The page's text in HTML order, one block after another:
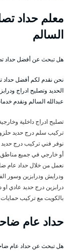
معلم حداد
السالم
هل تبحث عن أفضل حداد
نحن نقدم لكم أفضل حداد
الحديد وتصليح ادراج
عبدالله السالم ونقدم
تصليح ادراج داخلية
تركيب سلم درج حديد
نوفر فني تركيب درج
أو خارجي في جميع
نعمل من خلال حداد عام
ودرايش ودرابزين وسور
درابزين درج حديد عادي
بالكويت مع تركيب
حداد عام
هل تبحث عن حداد عام